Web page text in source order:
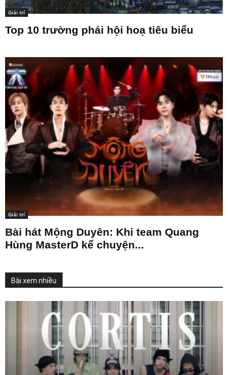
Giải trí
Top 10 trường phái hội hoạ tiêu biểu
Giải trí
Bài hát Mộng Duyên: Khi team Quang
Hùng MasterD kể chuyện...
Bài xem nhiều